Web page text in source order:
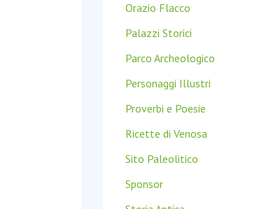
Orazio Flacco
Palazzi Storici
Parco Archeologico
Personaggi Illustri
Proverbi e Poesie
Ricette di Venosa
Sito Paleolitico
Sponsor